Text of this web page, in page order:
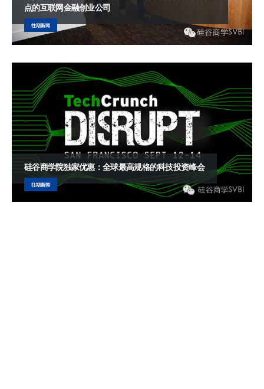
点的互联网金融创业公司
往期新闻
硅谷商学院独家优惠：全球最高规格的科技投资峰会
往期新闻